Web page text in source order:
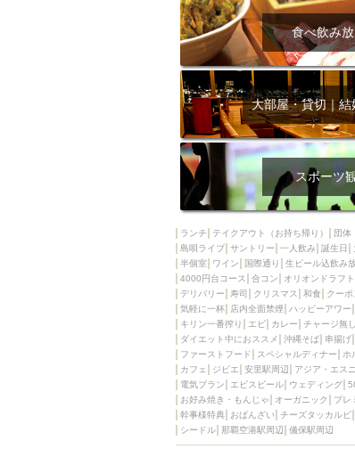
壺川駅周辺
ラクレット
食べ飲み
大部屋・貸切｜
スポーツ
ランチ テイクアウト（お持ち帰り） 団体
島唄ライブ サントリー 一人飲み 誕生日
半個室
ワイン 国際通り 生ビール込飲み
4000円台コース
合コン オリオンドラフト
デリバリー
寿司 クリスマス 和食 クーポ
気軽に一杯
店内全面禁煙 ハッピーアワー
キリン一番搾り
エビ カレー チャージ無し
ダイエット中におススメ
沖縄そば 串揚げ
ファーストフード
スペシャルディナー ホ
カフェ
ジビエ 安里駅周辺 アジア・エス
電気ブラン
エビスビール ウェディング
お好み焼き・もんじゃ
オーガニック プレ
幹事様特典
おばんざい チーズタッカルビ
シードル 那覇空港駅周辺 儀保駅周辺